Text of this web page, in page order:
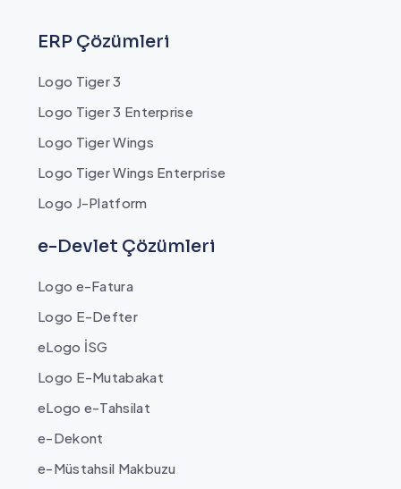
ERP Çözümleri
Logo Tiger 3
Logo Tiger 3 Enterprise
Logo Tiger Wings
Logo Tiger Wings Enterprise
Logo J-Platform
e-Devlet Çözümleri
Logo e-Fatura
Logo E-Defter
eLogo İSG
Logo E-Mutabakat
eLogo e-Tahsilat
e-Dekont
e-Müstahsil Makbuzu